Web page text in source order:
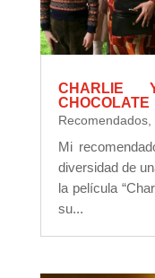
CHOCOLATE
Recomendados,
Mi
diversidad de
la película
su...